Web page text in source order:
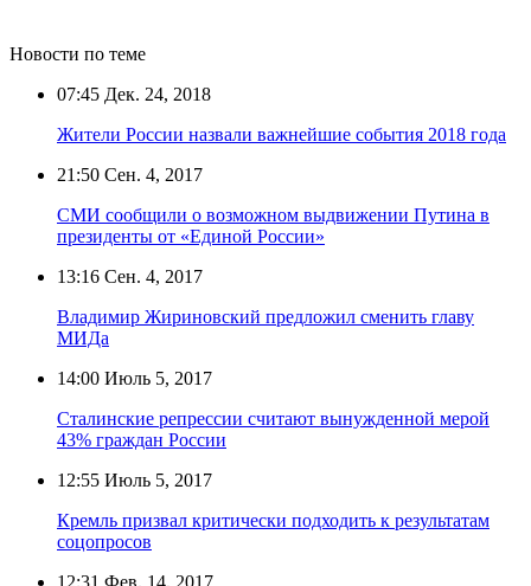
Новости по теме
07:45 Дек. 24, 2018
Жители России назвали важнейшие события 2018 года
21:50 Сен. 4, 2017
СМИ сообщили о возможном выдвижении Путина в
президенты от «Единой России»
13:16 Сен. 4, 2017
Владимир Жириновский предложил сменить главу
МИДа
14:00 Июль 5, 2017
Сталинские репрессии считают вынужденной мерой
43% граждан России
12:55 Июль 5, 2017
Кремль призвал критически подходить к результатам
соцопросов
12:31 Фев. 14, 2017